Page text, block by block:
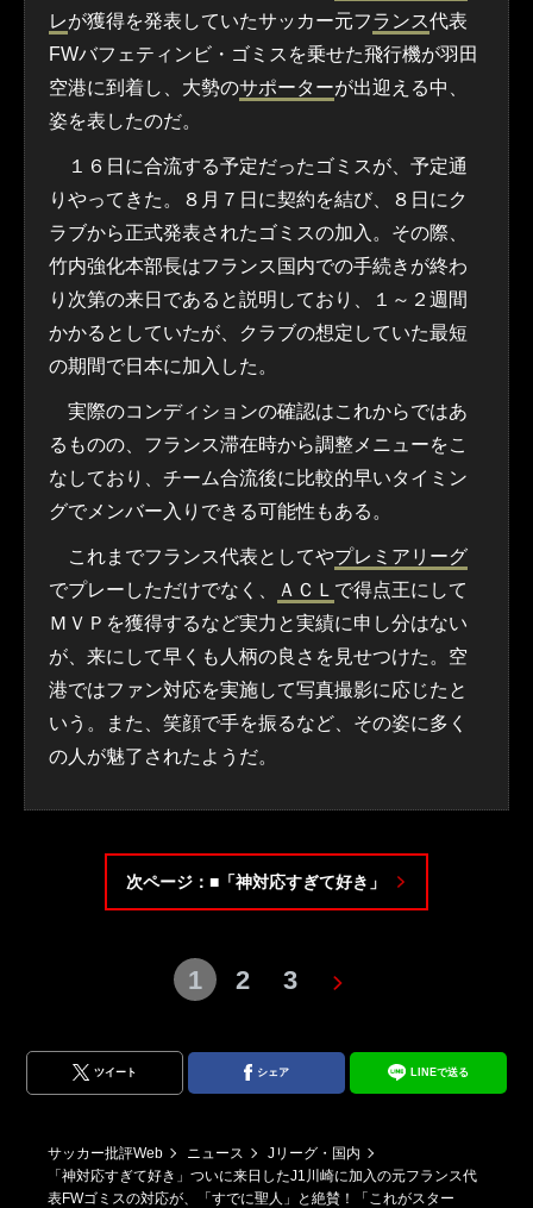
レが獲得を発表していたサッカー元フランス代表
FWバフェティンビ・ゴミスを乗せた飛行機が羽田
空港に到着し、大勢のサポーターが出迎える中、
姿を表したのだ。
１６日に合流する予定だったゴミスが、予定通
りやってきた。８月７日に契約を結び、８日にク
ラブから正式発表されたゴミスの加入。その際、
竹内強化本部長はフランス国内での手続きが終わ
り次第の来日であると説明しており、１～２週間
かかるとしていたが、クラブの想定していた最短
の期間で日本に加入した。
実際のコンディションの確認はこれからではあ
るものの、フランス滞在時から調整メニューをこ
なしており、チーム合流後に比較的早いタイミン
グでメンバー入りできる可能性もある。
これまでフランス代表としてやプレミアリーグ
でプレーしただけでなく、
ＡＣＬ で得点王にして
ＭＶＰを獲得するなど実力と実績に申し分はない
が、来にして早くも人柄の良さを見せつけた。空
港ではファン対応を実施して写真撮影に応じたと
いう。また、笑顔で手を振るなど、その姿に多く
の人が魅了されたようだ。
次ページ：■「神対応すぎて好き」
1 2 3
ツイート シェア LINEで送る
サッカー批評Web ニュース
Jリーグ・国内
「神対応すぎて好き」ついに来日したJ1川崎に加入の元フランス代
表FWゴミスの対応が、「すでに聖人」と絶賛！「これがスター